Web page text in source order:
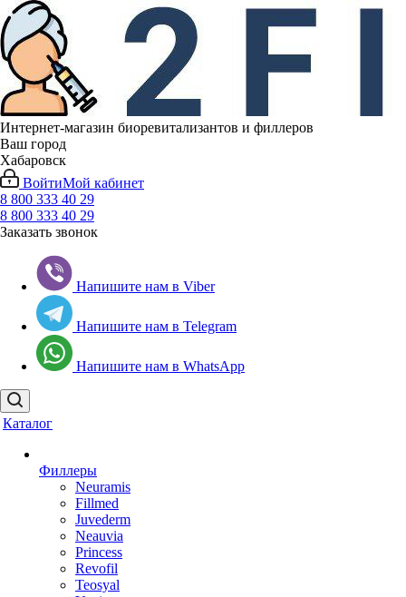
Интернет-магазин биоревитализантов и филлеров
Ваш город
Хабаровск
ВойтиМой кабинет
8 800 333 40 29
8 800 333 40 29
Заказать звонок
Напишите нам в Viber
Напишите нам в Telegram
Напишите нам в WhatsApp
Каталог
Филлеры
Neuramis
Fillmed
Juvederm
Neauvia
Princess
Revofil
Teosyal